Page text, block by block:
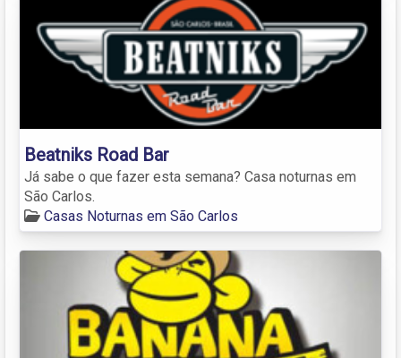
Beatniks Road Bar
Já sabe o que fazer esta semana? Casa noturnas em
São Carlos.
Casas Noturnas em São Carlos